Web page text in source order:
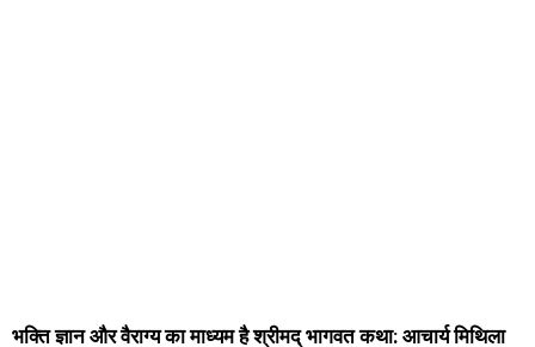
भक्ति ज्ञान और वैराग्य का माध्यम है श्रीमद् भागवत कथा: आचार्य मिथिला